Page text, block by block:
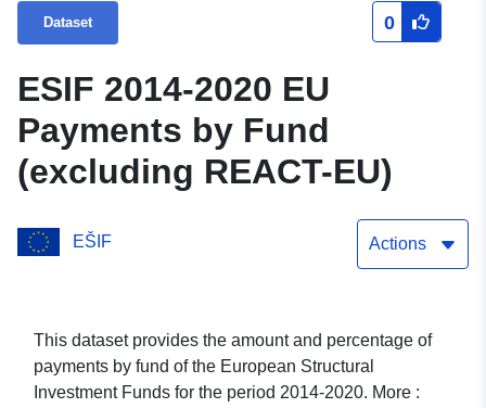
Dataset 0
ESIF 2014-2020 EU
Payments by Fund
(excluding REACT-EU)
EŠIF Actions
This dataset provides the amount and percentage of
payments by fund of the European Structural
Investment Funds for the period 2014-2020. More :